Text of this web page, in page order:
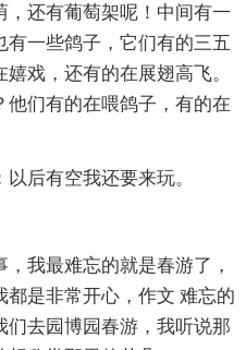
还有葡萄架呢！中间有一
有一些鸽子，它们有的三五
戏，还有的在展翅高飞。
们有的在喂鸽子，有的在
后有空我还要来玩。
我最难忘的就是春游了，
是非常开心，作文 难忘的
去园博园春游，我听说那